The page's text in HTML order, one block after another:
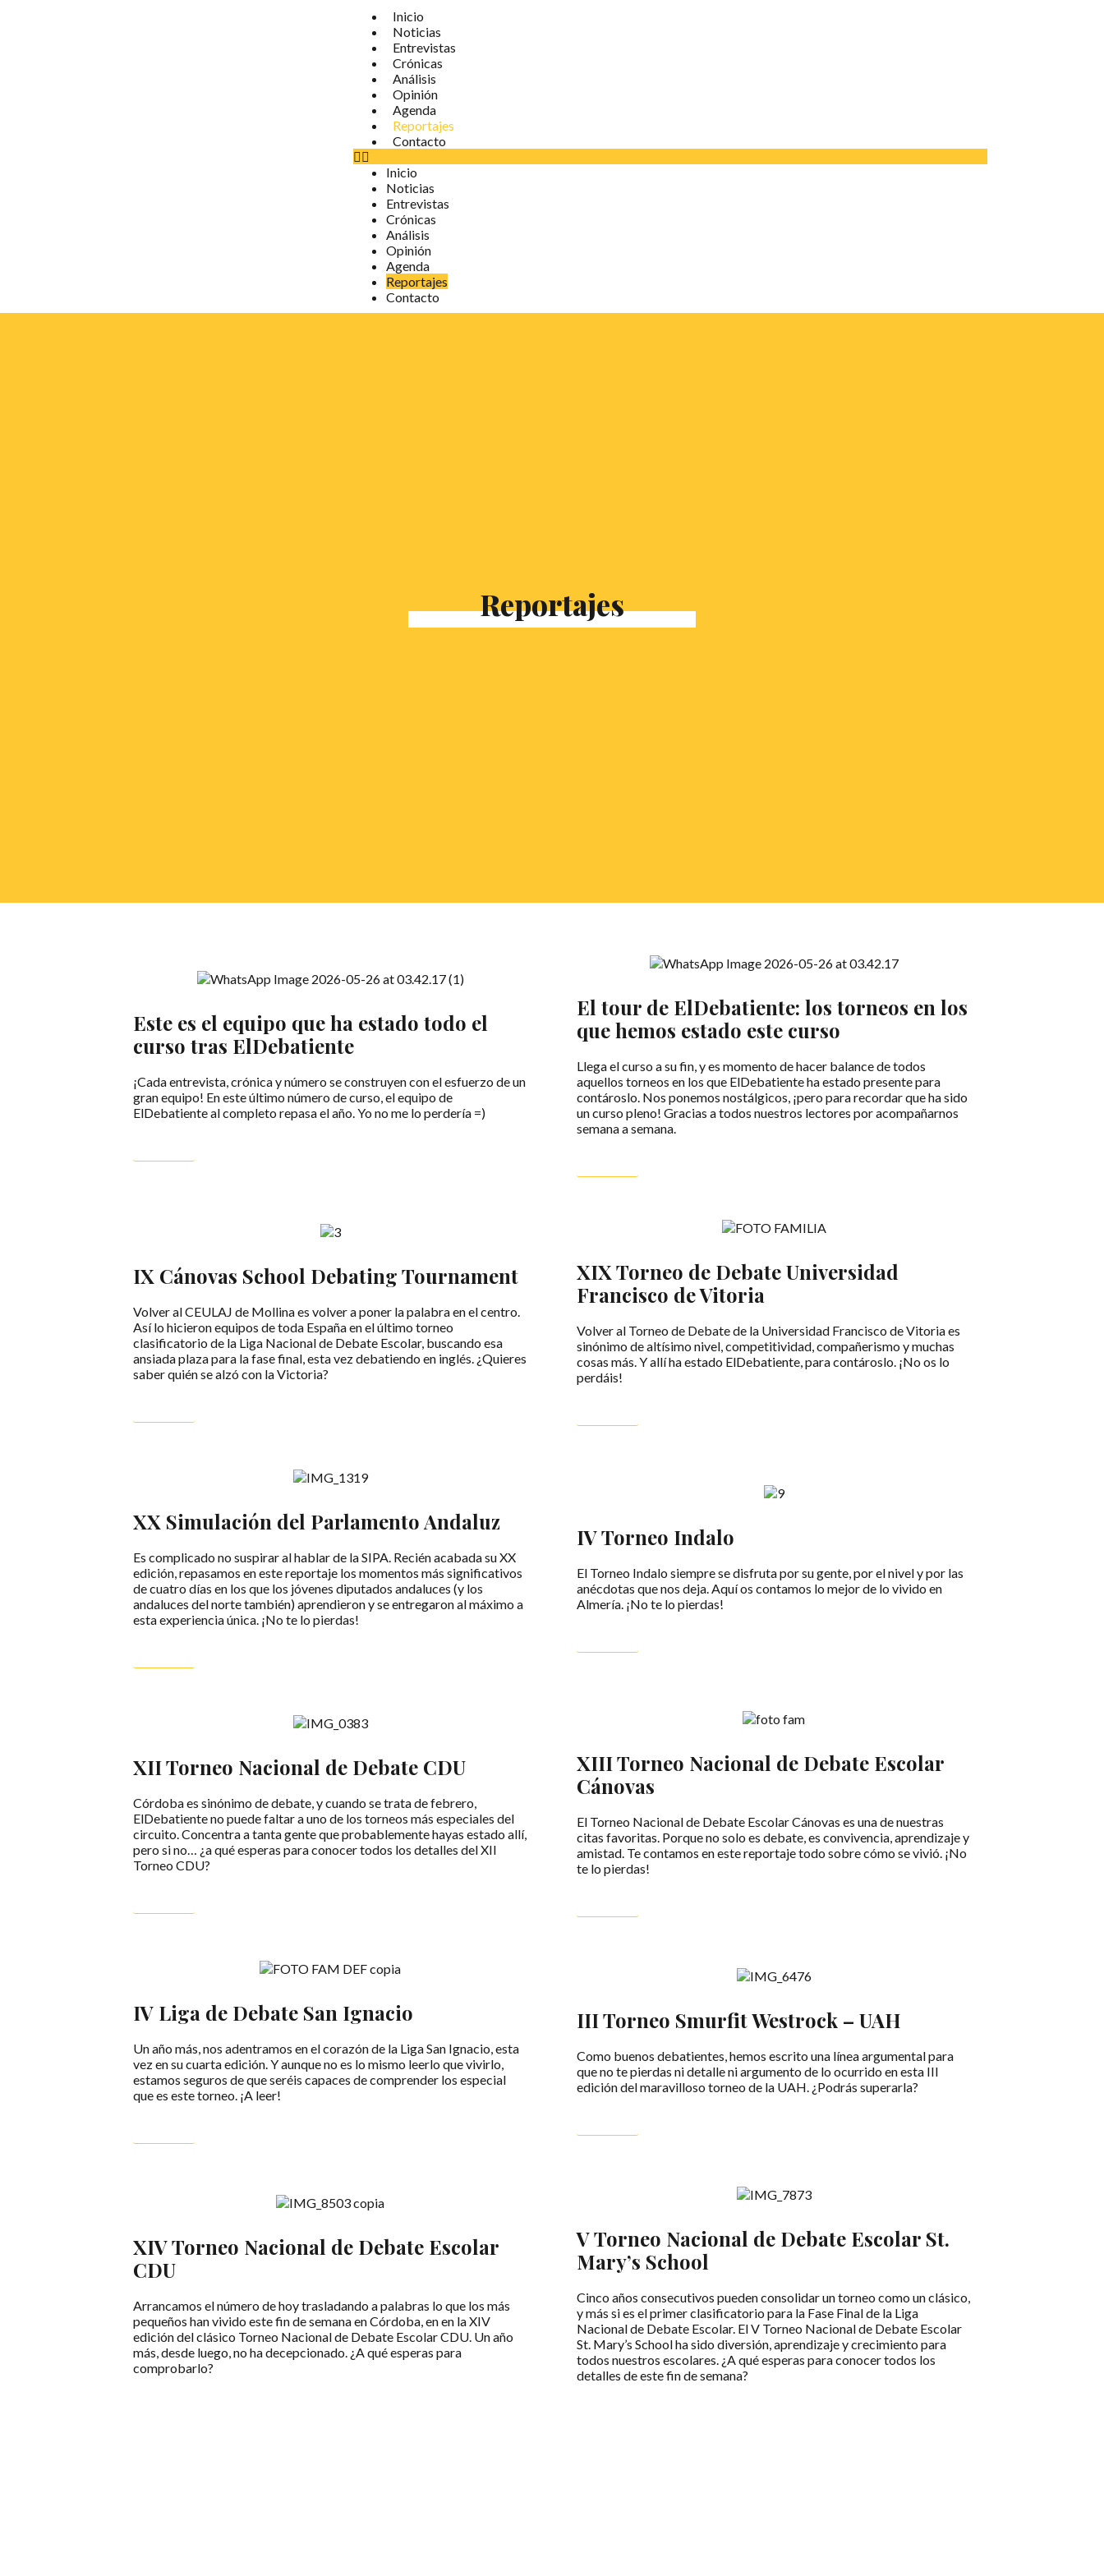
Inicio
Noticias
Entrevistas
Crónicas
Análisis
Opinión
Agenda
Reportajes
Contacto
Inicio
Noticias
Entrevistas
Crónicas
Análisis
Opinión
Agenda
Reportajes
Contacto
Reportajes
Este es el equipo que ha estado todo el
curso tras ElDebatiente
¡Cada entrevista, crónica y número se construyen con el esfuerzo de un
gran equipo! En este último número de curso, el equipo de
ElDebatiente al completo repasa el año. Yo no me lo perdería =)
El tour de ElDebatiente: los torneos en los
que hemos estado este curso
Llega el curso a su fin, y es momento de hacer balance de todos
aquellos torneos en los que ElDebatiente ha estado presente para
contároslo. Nos ponemos nostálgicos, ¡pero para recordar que ha sido
un curso pleno! Gracias a todos nuestros lectores por acompañarnos
semana a semana.
IX Cánovas School Debating Tournament
Volver al CEULAJ de Mollina es volver a poner la palabra en el centro.
Así lo hicieron equipos de toda España en el último torneo
clasificatorio de la Liga Nacional de Debate Escolar, buscando esa
ansiada plaza para la fase final, esta vez debatiendo en inglés. ¿Quieres
saber quién se alzó con la Victoria?
XIX Torneo de Debate Universidad
Francisco de Vitoria
Volver al Torneo de Debate de la Universidad Francisco de Vitoria es
sinónimo de altísimo nivel, competitividad, compañerismo y muchas
cosas más. Y allí ha estado ElDebatiente, para contároslo. ¡No os lo
perdáis!
XX Simulación del Parlamento Andaluz
Es complicado no suspirar al hablar de la SIPA. Recién acabada su XX
edición, repasamos en este reportaje los momentos más significativos
de cuatro días en los que los jóvenes diputados andaluces (y los
andaluces del norte también) aprendieron y se entregaron al máximo a
esta experiencia única. ¡No te lo pierdas!
IV Torneo Indalo
El Torneo Indalo siempre se disfruta por su gente, por el nivel y por las
anécdotas que nos deja. Aquí os contamos lo mejor de lo vivido en
Almería. ¡No te lo pierdas!
XII Torneo Nacional de Debate CDU
Córdoba es sinónimo de debate, y cuando se trata de febrero,
ElDebatiente no puede faltar a uno de los torneos más especiales del
circuito. Concentra a tanta gente que probablemente hayas estado allí,
pero si no… ¿a qué esperas para conocer todos los detalles del XII
Torneo CDU?
XIII Torneo Nacional de Debate Escolar
Cánovas
El Torneo Nacional de Debate Escolar Cánovas es una de nuestras
citas favoritas. Porque no solo es debate, es convivencia, aprendizaje y
amistad. Te contamos en este reportaje todo sobre cómo se vivió. ¡No
te lo pierdas!
IV Liga de Debate San Ignacio
Un año más, nos adentramos en el corazón de la Liga San Ignacio, esta
vez en su cuarta edición. Y aunque no es lo mismo leerlo que vivirlo,
estamos seguros de que seréis capaces de comprender los especial
que es este torneo. ¡A leer!
III Torneo Smurfit Westrock – UAH
Como buenos debatientes, hemos escrito una línea argumental para
que no te pierdas ni detalle ni argumento de lo ocurrido en esta III
edición del maravilloso torneo de la UAH. ¿Podrás superarla?
XIV Torneo Nacional de Debate Escolar
CDU
Arrancamos el número de hoy trasladando a palabras lo que los más
pequeños han vivido este fin de semana en Córdoba, en en la XIV
edición del clásico Torneo Nacional de Debate Escolar CDU. Un año
más, desde luego, no ha decepcionado. ¿A qué esperas para
comprobarlo?
V Torneo Nacional de Debate Escolar St.
Mary’s School
Cinco años consecutivos pueden consolidar un torneo como un clásico,
y más si es el primer clasificatorio para la Fase Final de la Liga
Nacional de Debate Escolar. El V Torneo Nacional de Debate Escolar
St. Mary’s School ha sido diversión, aprendizaje y crecimiento para
todos nuestros escolares. ¿A qué esperas para conocer todos los
detalles de este fin de semana?